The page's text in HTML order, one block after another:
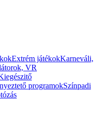
Extrém játékokKarneváli,
VR
programokSzínpadi